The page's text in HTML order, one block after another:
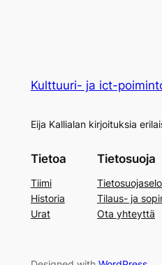
Kulttuuri- ja ict-
Eija Kallialan kirjoituksia
Tietoa
Tiimi
Historia
Urat
Tietosuoja
Tilaus- ja
Ota yhteyttä